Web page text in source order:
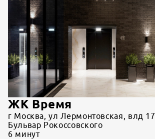
ЖК Время
г Москва, ул Лермонтовская, влд 17
Бульвар Рокоссовского
6 минут